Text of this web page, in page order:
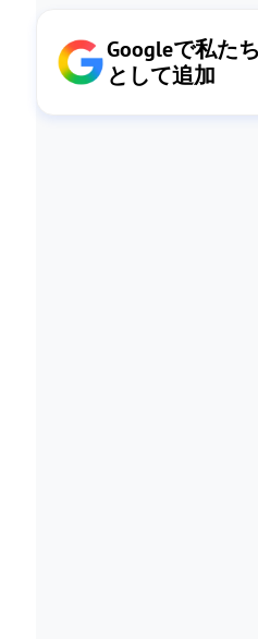
Googleで私た
として追加